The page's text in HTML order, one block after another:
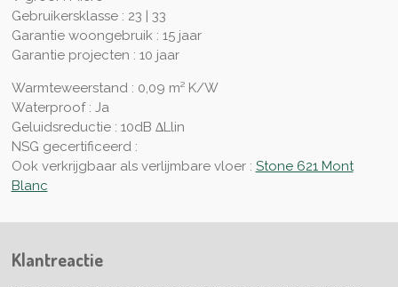
Gebruikersklasse : 23 | 33
Garantie woongebruik : 15 jaar
Garantie projecten : 10 jaar
Warmteweerstand : 0,09 m² K/W
Waterproof : Ja
Geluidsreductie : 10dB ∆Llin
NSG gecertificeerd :
Ook verkrijgbaar als verlijmbare vloer : Stone 621 Mont
Blanc
Klantreactie